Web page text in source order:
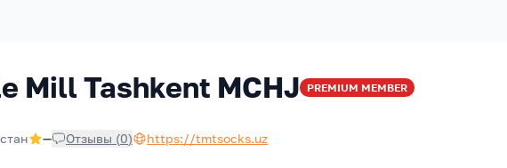
Mill Tashkent MCHJ PREMIUM MEMBER
— Отзывы (0) https://tmtsocks.uz